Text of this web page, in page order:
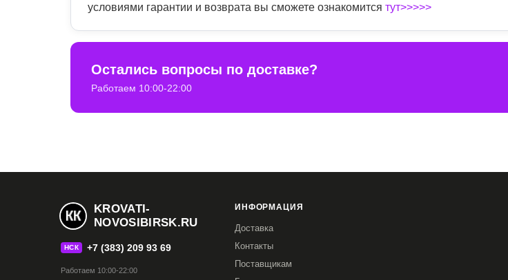
условиями гарантии и возврата вы сможете ознакомится тут>>>>>
Остались вопросы по доставке?
Работаем 10:00-22:00
KROVATI-
NOVOSIBIRSK.RU
НСК +7 (383) 209 93 69
Работаем 10:00-22:00
ИНФОРМАЦИЯ
Доставка
Контакты
Поставщикам